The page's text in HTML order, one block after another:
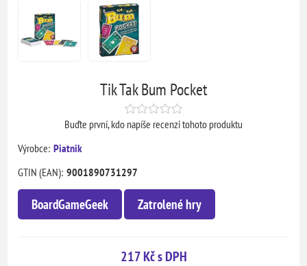
Tik Tak Bum Pocket
Buďte první, kdo napíše recenzi tohoto produktu
Výrobce: Piatnik
GTIN (EAN): 9001890731297
BoardGameGeek Zatrolené hry
217 Kč s DPH